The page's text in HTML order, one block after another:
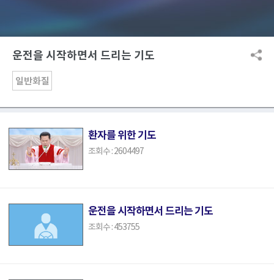
Video
운전을 시작하면서 드리는 기도
일반화질
환자를 위한 기도
조회수 : 2604497
운전을 시작하면서 드리는 기도
조회수 : 453755